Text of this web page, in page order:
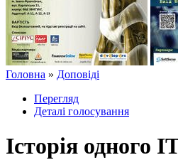
Головна » Доповіді
Перегляд
Деталі голосування
Історія одного